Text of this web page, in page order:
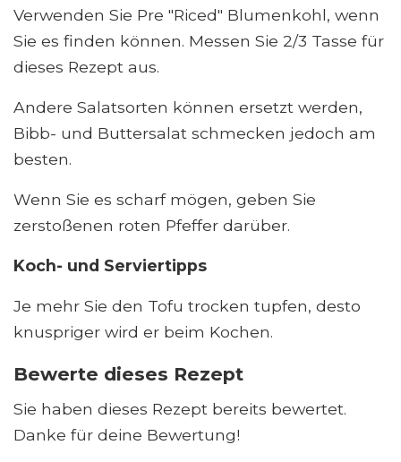
Verwenden Sie Pre "Riced" Blumenkohl, wenn
Sie es finden können. Messen Sie 2/3 Tasse für
dieses Rezept aus.
Andere Salatsorten können ersetzt werden,
Bibb- und Buttersalat schmecken jedoch am
besten.
Wenn Sie es scharf mögen, geben Sie
zerstoßenen roten Pfeffer darüber.
Koch- und Serviertipps
Je mehr Sie den Tofu trocken tupfen, desto
knuspriger wird er beim Kochen.
Bewerte dieses Rezept
Sie haben dieses Rezept bereits bewertet.
Danke für deine Bewertung!